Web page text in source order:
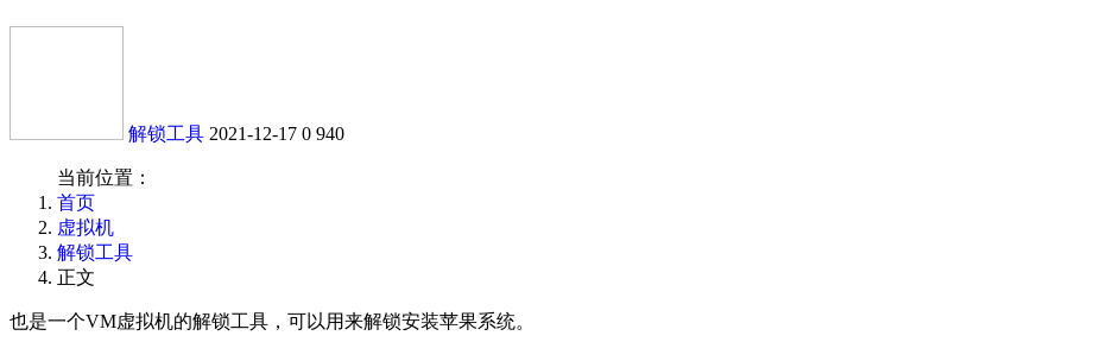
解锁工具 2021-12-17 0 940
当前位置：
首页
虚拟机
解锁工具
正文
也是一个VM虚拟机的解锁工具，可以用来解锁安装苹果系统。